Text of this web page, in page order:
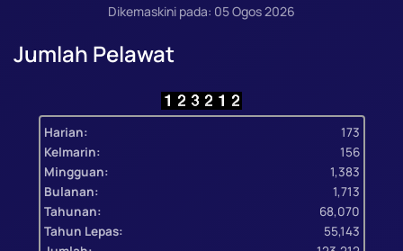
Dikemaskini pada: 05 Ogos 2026
Jumlah Pelawat
Harian:
173
Kelmarin:
156
Mingguan:
1,383
Bulanan:
1,713
Tahunan:
68,070
Tahun Lepas:
55,143